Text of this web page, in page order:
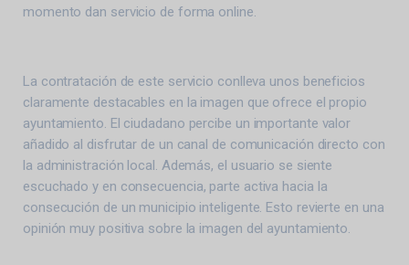
momento dan servicio de forma online.
La contratación de este servicio conlleva unos beneficios
claramente destacables en la imagen que ofrece el propio
ayuntamiento. El ciudadano percibe un importante valor
añadido al disfrutar de un canal de comunicación directo con
la administración local. Además, el usuario se siente
escuchado y en consecuencia, parte activa hacia la
consecución de un municipio inteligente. Esto revierte en una
opinión muy positiva sobre la imagen del ayuntamiento.